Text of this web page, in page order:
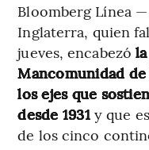
Bloomberg Línea
Inglaterra, quien
jueves, encabezó
Mancomunidad
los ejes que
desde 1931y que
de los cinco